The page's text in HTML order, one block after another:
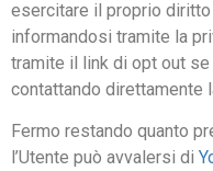
esercitare il proprio
informandosi tramite la
tramite il link di opt out
contattando direttamente
Fermo restando quanto
l’Utente può avvalersi di